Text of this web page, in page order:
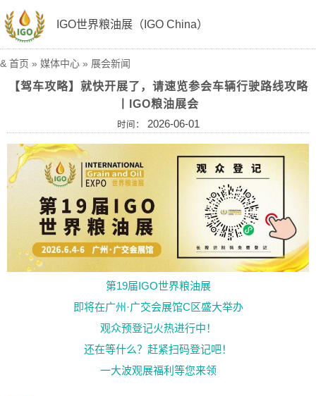
IGO世界粮油展（IGO China）
& 首页 » 媒体中心 » 展会新闻
【驾车攻略】就快开展了，请速览参会车辆行驶路线攻略
丨IGO粮油展会
时间： 2026-06-01
第19届IGO世界粮油展
即将在广州·广交会展馆C区盛大举办
观众预登记火热进行中！
还在等什么？赶紧扫码登记吧！
一大波观展福利等您来领